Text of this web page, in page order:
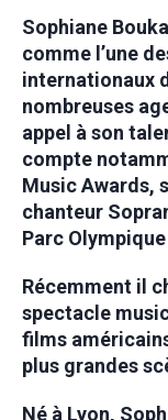
Sophiane
comme l’une
internationaux
nombreuses
appel à son
compte
Music Awards,
chanteur
Parc
Récemment il
spectacle
films
plus grandes
Né à Lyon,